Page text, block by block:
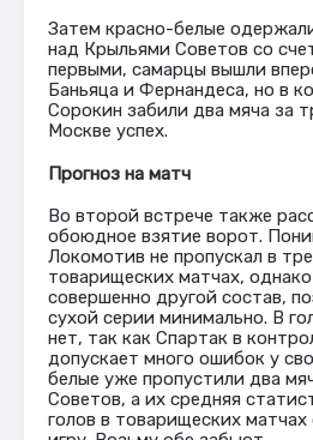
Затем красно-белые
над Крыльями Советов со
первыми, самарцы вышли
Баньяца и Фернандеса, но в
Сорокин забили два мяча за
Москве успех.
Прогноз на матч
Во второй встрече также
обоюдное взятие ворот.
Локомотив не пропускал в
товарищеских матчах,
совершенно другой состав,
сухой серии минимально. В
нет, так как Спартак в
допускает много ошибок у
белые уже пропустили два
Советов, а их средняя
голов в товарищеских матчах